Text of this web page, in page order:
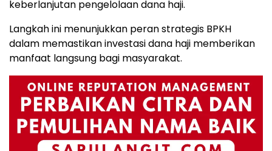
keberlanjutan pengelolaan dana haji.
Langkah ini menunjukkan peran strategis BPKH
dalam memastikan investasi dana haji memberikan
manfaat langsung bagi masyarakat.